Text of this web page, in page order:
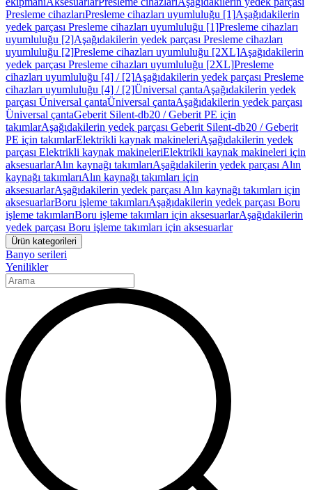
Presleme cihazlarıPresleme cihazları uyumluluğu [1]Aşağıdakilerin
yedek parçası Presleme cihazları uyumluluğu [1]Presleme cihazları
uyumluluğu [2]Aşağıdakilerin yedek parçası Presleme cihazları
uyumluluğu [2]Presleme cihazları uyumluluğu [2XL]Aşağıdakilerin
yedek parçası Presleme cihazları uyumluluğu [2XL]Presleme
cihazları uyumluluğu [4] / [2]Aşağıdakilerin yedek parçası Presleme
cihazları uyumluluğu [4] / [2]Üniversal çantaAşağıdakilerin yedek
parçası Üniversal çantaÜniversal çantaAşağıdakilerin yedek parçası
Üniversal çantaGeberit Silent-db20 / Geberit PE için
takımlarAşağıdakilerin yedek parçası Geberit Silent-db20 / Geberit
PE için takımlarElektrikli kaynak makineleriAşağıdakilerin yedek
parçası Elektrikli kaynak makineleriElektrikli kaynak makineleri için
aksesuarlarAlın kaynağı takımlarıAşağıdakilerin yedek parçası Alın
kaynağı takımlarıAlın kaynağı takımları için
aksesuarlarAşağıdakilerin yedek parçası Alın kaynağı takımları için
aksesuarlarBoru işleme takımlarıAşağıdakilerin yedek parçası Boru
işleme takımlarıBoru işleme takımları için aksesuarlarAşağıdakilerin
yedek parçası Boru işleme takımları için aksesuarlar
Ürün kategorileri
Banyo serileri
Yenilikler